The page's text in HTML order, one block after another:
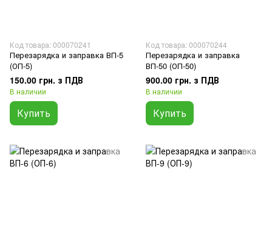
Код товара: 000070241
Перезарядка и заправка ВП-5
(ОП-5)
150.00 грн. з ПДВ
В наличии
Купить
Код товара: 000070244
Перезарядка и заправка
ВП-50 (ОП-50)
900.00 грн. з ПДВ
В наличии
Купить